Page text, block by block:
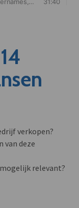
verkopen?
van deze
relevant?